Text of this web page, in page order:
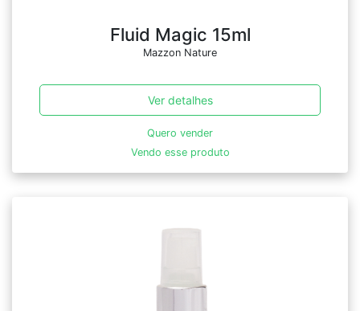
Fluid Magic 15ml
Mazzon Nature
Ver detalhes
Quero vender
Vendo esse produto